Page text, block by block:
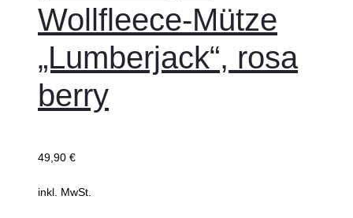
Varianten
auf.
können
der
Wollfleece-Mütze
„Lumberjack“, rosa
berry
49,90 €
inkl. MwSt.